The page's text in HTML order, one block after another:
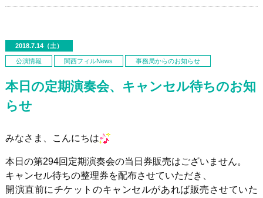
2018.7.14（土）
公演情報 関西フィルNews 事務局からのお知らせ
本日の定期演奏会、キャンセル待ちのお知
らせ
みなさま、こんにちは
本日の第294回定期演奏会の当日券販売はございません。
キャンセル待ちの整理券を配布させていただき、
開演直前にチケットのキャンセルがあれば販売させていた